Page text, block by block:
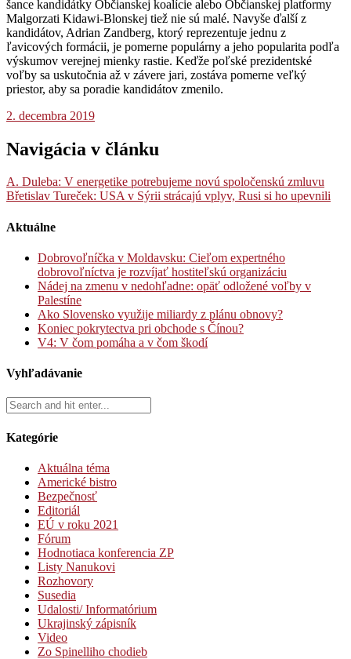
šance kandidátky Občianskej koalície alebo Občianskej platformy
Malgorzati Kidawi-Blonskej tiež nie sú malé. Navyše ďalší z
kandidátov, Adrian Zandberg, ktorý reprezentuje jednu z
ľavicových formácii, je pomerne populárny a jeho popularita podľa
výskumov verejnej mienky rastie. Keďže poľské prezidentské
voľby sa uskutočnia až v závere jari, zostáva pomerne veľký
priestor, aby sa poradie kandidátov zmenilo.
2. decembra 2019
Navigácia v článku
A. Duleba: V energetike potrebujeme novú spoločenskú zmluvu
Břetislav Tureček: USA v Sýrii strácajú vplyv, Rusi si ho upevnili
Aktuálne
Dobrovoľníčka v Moldavsku: Cieľom expertného
dobrovoľníctva je rozvíjať hostiteľskú organizáciu
Nádej na zmenu v nedohľadne: opäť odložené voľby v
Palestíne
Ako Slovensko využije miliardy z plánu obnovy?
Koniec pokrytectva pri obchode s Čínou?
V4: V čom pomáha a v čom škodí
Vyhľadávanie
Kategórie
Aktuálna téma
Americké bistro
Bezpečnosť
Editoriál
EÚ v roku 2021
Fórum
Hodnotiaca konferencia ZP
Listy Nanukovi
Rozhovory
Susedia
Udalosti/ Informatórium
Ukrajinský zápisník
Video
Zo Spinelliho chodieb